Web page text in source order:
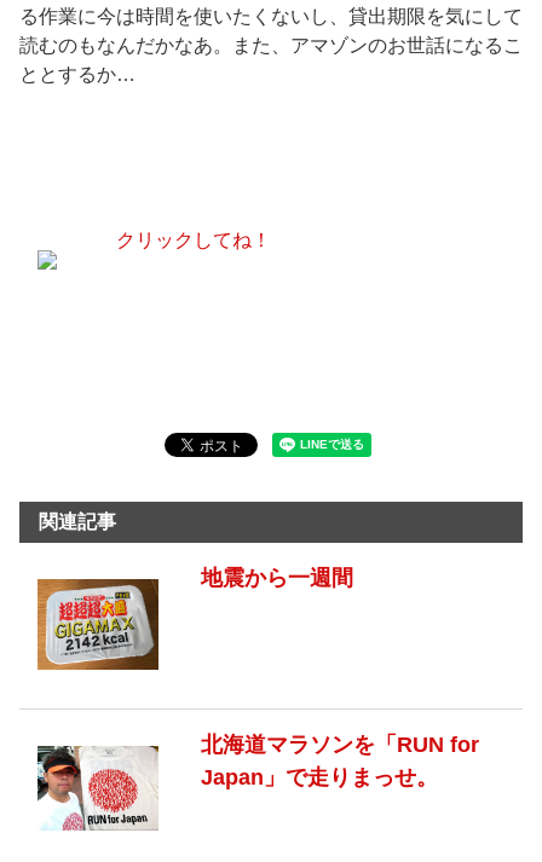
る作業に今は時間を使いたくないし、貸出期限を気にして
読むのもなんだかなあ。また、アマゾンのお世話になるこ
ととするか…
クリックしてね！
関連記事
地震から一週間
北海道マラソンを「RUN for
Japan」で走りまっせ。